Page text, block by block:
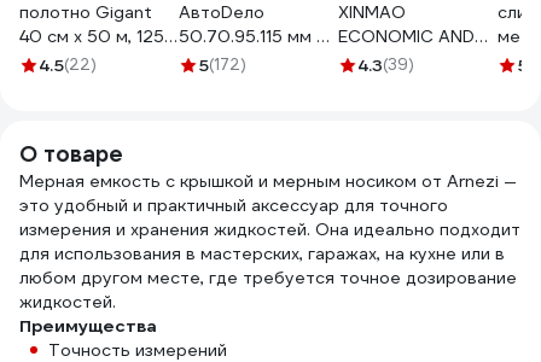
полотно Gigant
40 см х 50 м, 125
г/м2 GVL-200
4.5(22)
АвтоDело
50.70.95.115 мм 4
шт. 42104 15165
5(172)
XINMAO
ECONOMIC AND
TRADE CO., LTD
4.3(39) 5
О товаре
Мерная емкость с крышкой и мерным носиком от Arnezi —
это удобный и практичный аксессуар для точного
измерения и хранения жидкостей. Она идеально подходит
для использования в мастерских, гаражах, на кухне или в
любом другом месте, где требуется точное дозирование
жидкостей.
Преимущества
Точность измерений